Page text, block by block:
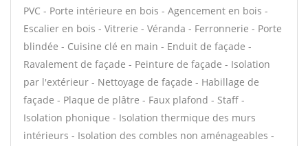
PVC - Porte intérieure en bois - Agencement en bois -
Escalier en bois - Vitrerie - Véranda - Ferronnerie - Porte
blindée - Cuisine clé en main - Enduit de façade -
Ravalement de façade - Peinture de façade - Isolation
par l'extérieur - Nettoyage de façade - Habillage de
façade - Plaque de plâtre - Faux plafond - Staff -
Isolation phonique - Isolation thermique des murs
intérieurs - Isolation des combles non aménageables -